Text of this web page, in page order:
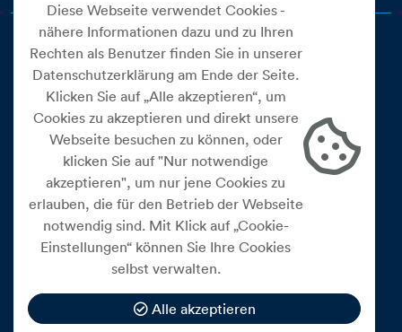
Cookie Einstellungen
Datenschutz
Impressum
Widerrufsbelehrung
Medienfreiheitsgesetz
Barrierefreiheitserklärung
Diese Webseite verwendet Cookies -
nähere Informationen dazu und zu Ihren
Rechten als Benutzer finden Sie in unserer
Datenschutzerklärung am Ende der Seite.
Klicken Sie auf „Alle akzeptieren“, um
Cookies zu akzeptieren und direkt unsere
Webseite besuchen zu können, oder
klicken Sie auf "Nur notwendige
akzeptieren", um nur jene Cookies zu
erlauben, die für den Betrieb der Webseite
notwendig sind. Mit Klick auf „Cookie-
Einstellungen“ können Sie Ihre Cookies
selbst verwalten.
Alle akzeptieren